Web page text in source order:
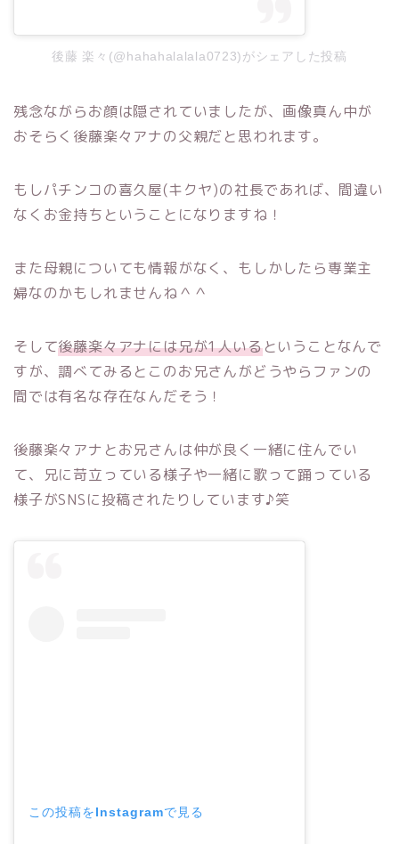
後藤 楽々(@hahahalalala0723)がシェアした投稿
残念ながらお顔は隠されていましたが、画像真ん中が
おそらく後藤楽々アナの父親だと思われます。
もしパチンコの喜久屋(キクヤ)の社長であれば、間違い
なくお金持ちということになりますね！
また母親についても情報がなく、もしかしたら専業主
婦なのかもしれませんね＾＾
そして後藤楽々アナには兄が1人いるということなんで
すが、調べてみるとこのお兄さんがどうやらファンの
間では有名な存在なんだそう！
後藤楽々アナとお兄さんは仲が良く一緒に住んでい
て、兄に苛立っている様子や一緒に歌って踊っている
様子がSNSに投稿されたりしています♪笑
この投稿をInstagramで見る